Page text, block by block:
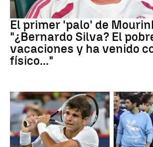
Real Madrid
El primer 'palo' de
"¿Bernardo Silva? El
vacaciones y ha venido
físico..."
Canadá Leo Messi